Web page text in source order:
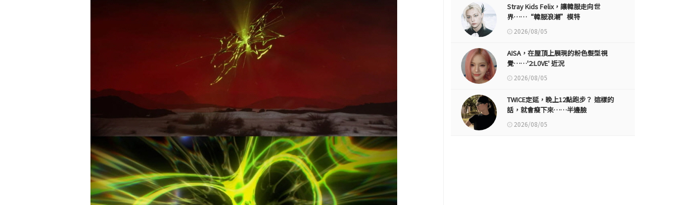
Stray Kids Felix，讓韓服走向世
界……“韓服浪潮”模特
2026/08/05
AISA，在屋頂上展現的粉色髮型視
覺……'2:L0VE' 近況
2026/08/05
TWICE定延，晚上12點跑步？ 這樣的
話，就會瘦下來……半邊臉
2026/08/05